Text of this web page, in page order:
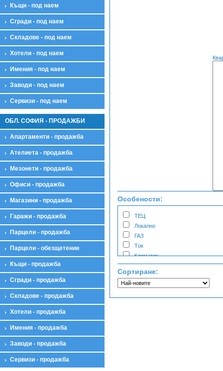
Къщи - под наем
Сгради - под наем
Складове - под наем
Хотели - под наем
Имения - под наем
Заводи - под наем
Сервизи - под наем
ОБЛ. СОФИЯ - ПРОДАЖБИ
Апартаменти - продажба
Ателиета - продажба
Мезонети - продажба
Офиси - продажба
Магазини - продажба
Гаражи - продажба
Парцели - продажба
Парцели - обезщетение
Къщи - продажба
Сгради - продажба
Складове - продажба
Хотели - продажба
Имения - продажба
Заводи - продажба
Сервизи - продажба
Сервизи
Складове
Склад
Хотели
Хотел
Особености:
ТЕЦ
Локално
ГАЗ
Tок
Климатик
Сортиране: